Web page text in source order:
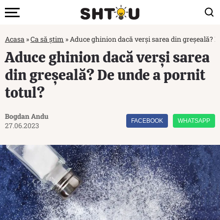
Acasa »Ca să știm »Aduce ghinion dacă verși sarea din greșeală?
Aduce ghinion dacă verși sarea
din greșeală? De unde a pornit
totul?
Bogdan Andu
27.06.2023
FACEBOOK WHATSAPP